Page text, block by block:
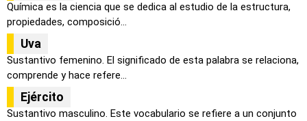
Química es la ciencia que se dedica al estudio de la estructura,
propiedades, composició...
Uva
Sustantivo femenino. El significado de esta palabra se relaciona,
comprende y hace refere...
Ejército
Sustantivo masculino. Este vocabulario se refiere a un conjunto